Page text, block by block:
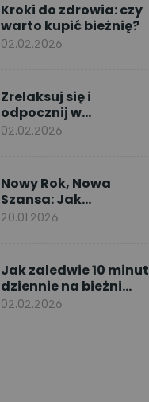
Kroki do zdrowia: czy
warto kupić bieżnię?
02.02.2026
Zrelaksuj się i
odpocznij w
wiosennym kąciku do
02.02.2026
Nowy Rok, Nowa
Szansa: Jak
Dotrzymać
ćwiczeniom w domu
20.01.2026
Jak zaledwie 10 minut
dziennie na bieżni
może poprawić Twoje
02.02.2026